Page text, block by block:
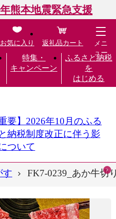
熊本地震緊急支援
特集・
キャンペーン
ふるさと納税
を
はじめる
お気に入り 返礼品カート
メニ
ュー
重要】2026年10月のふる
納税制度改正に伴う影
ついて
す FK7-0239_あか牛切